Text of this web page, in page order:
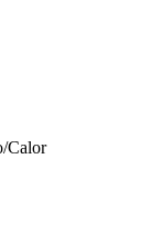
Calor